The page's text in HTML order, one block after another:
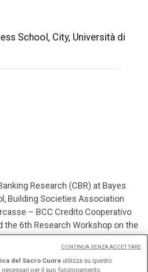
School, City, Università di
Research (CBR) at Bayes
Building Societies Association
– BCC Credito Cooperativo
the 6th Research Workshop on the
mutuals.
del Sacro Cuore utilizza su questo
per il suo funzionamento
CONTINUA SENZA ACCETTARE